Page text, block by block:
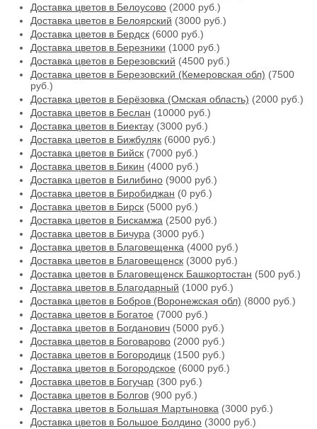
Доставка цветов в Белоусово (2000 руб.)
Доставка цветов в Белоярский (3000 руб.)
Доставка цветов в Бердск (6000 руб.)
Доставка цветов в Березники (1000 руб.)
Доставка цветов в Березовский (4500 руб.)
Доставка цветов в Березовский (Кемеровская обл) (7500
руб.)
Доставка цветов в Берёзовка (Омская область) (2000 руб.)
Доставка цветов в Беслан (10000 руб.)
Доставка цветов в Биектау (3000 руб.)
Доставка цветов в Бижбуляк (6000 руб.)
Доставка цветов в Бийск (7000 руб.)
Доставка цветов в Бикин (4000 руб.)
Доставка цветов в Билибино (9000 руб.)
Доставка цветов в Биробиджан (0 руб.)
Доставка цветов в Бирск (5000 руб.)
Доставка цветов в Бискамжа (2500 руб.)
Доставка цветов в Бичура (3000 руб.)
Доставка цветов в Благовещенка (4000 руб.)
Доставка цветов в Благовещенск (3000 руб.)
Доставка цветов в Благовещенск Башкортостан (500 руб.)
Доставка цветов в Благодарный (1000 руб.)
Доставка цветов в Бобров (Воронежская обл) (8000 руб.)
Доставка цветов в Богатое (7000 руб.)
Доставка цветов в Богданович (5000 руб.)
Доставка цветов в Боговарово (2000 руб.)
Доставка цветов в Богородицк (1500 руб.)
Доставка цветов в Богородское (6000 руб.)
Доставка цветов в Богучар (300 руб.)
Доставка цветов в Болгов (900 руб.)
Доставка цветов в Большая Мартыновка (3000 руб.)
Доставка цветов в Большое Болдино (3000 руб.)